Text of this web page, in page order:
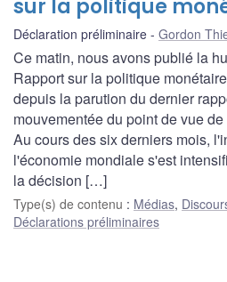
sur la politique
Déclaration préliminaire Gordon
Ce matin, nous avons publié la
Rapport sur la politique
depuis la parution du dernier
mouvementée du point de vue
Au cours des six derniers mois,
l'économie mondiale s'est
la décision […]
Type(s) de contenu : Médias,
Déclarations préliminaires